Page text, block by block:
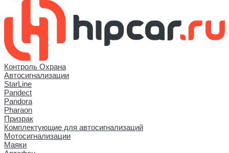
Контроль Охрана
Автосигнализации
StarLine
Pandect
Pandora
Pharaon
Призрак
Комплектующие для автосигнализаций
Мотосигнализации
Маяки